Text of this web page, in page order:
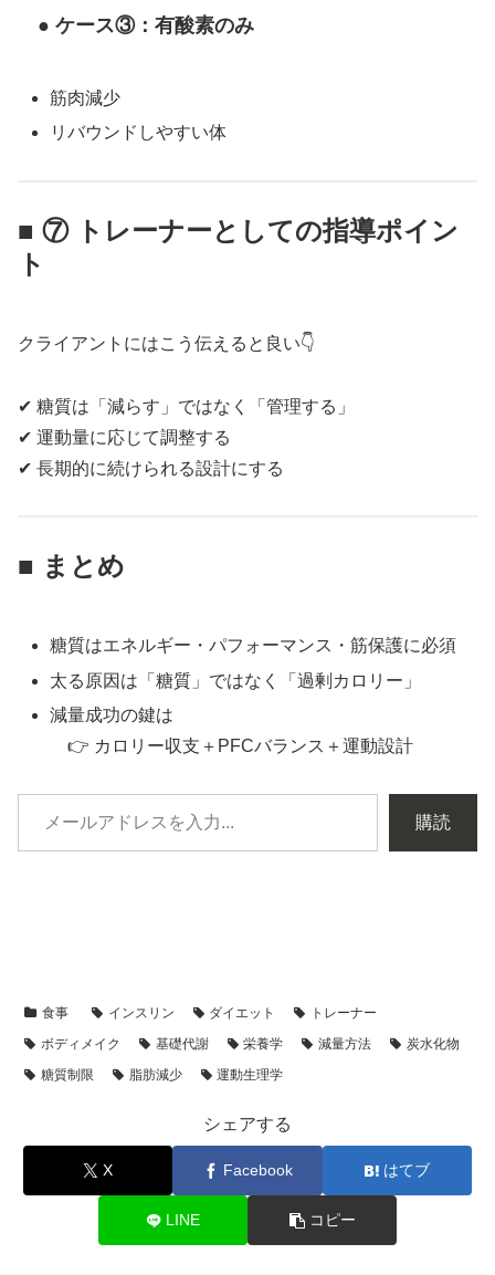
● ケース③：有酸素のみ
筋肉減少
リバウンドしやすい体
■ ⑦ トレーナーとしての指導ポイン
ト
クライアントにはこう伝えると良い👇
✔ 糖質は「減らす」ではなく「管理する」
✔ 運動量に応じて調整する
✔ 長期的に続けられる設計にする
■ まとめ
糖質はエネルギー・パフォーマンス・筋保護に必須
太る原因は「糖質」ではなく「過剰カロリー」
減量成功の鍵は
👉 カロリー収支＋PFCバランス＋運動設計
購読
食事 インスリン ダイエット
トレーナー
ボディメイク
基礎代謝 栄養学 減量方法
炭水化物
糖質制限
脂肪減少 運動生理学
シェアする
X Facebook はてブ
LINE コピー